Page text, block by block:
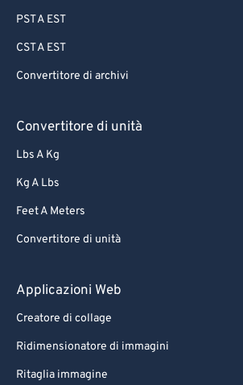
PST A EST
CST A EST
Convertitore di archivi
Convertitore di unità
Lbs A Kg
Kg A Lbs
Feet A Meters
Convertitore di unità
Applicazioni Web
Creatore di collage
Ridimensionatore di immagini
Ritaglia immagine